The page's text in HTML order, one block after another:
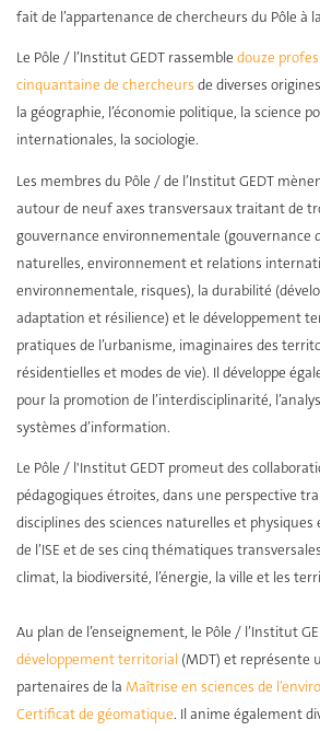
fait de l’appartenance de chercheurs du Pôle à
Le Pôle / l’Institut GEDT rassemble douze
cinquantaine de chercheurs de diverses
la géographie, l’économie politique, la science
internationales, la sociologie.
Les membres du Pôle / de l’Institut GEDT
autour de neuf axes transversaux traitant de
gouvernance environnementale (gouvernance
naturelles, environnement et relations
environnementale, risques), la durabilité
adaptation et résilience) et le développement
pratiques de l’urbanisme, imaginaires des
résidentielles et modes de vie). Il développe
pour la promotion de l’interdisciplinarité,
systèmes d’information.
Le Pôle / l'Institut GEDT promeut des
pédagogiques étroites, dans une perspective
disciplines des sciences naturelles et physiques
de l’ISE et de ses cinq thématiques
climat, la biodiversité, l’énergie, la ville et les
Au plan de l’enseignement, le Pôle / l’Institut
développement territorial (MDT) et représente
partenaires de la Maîtrise en sciences de
Certificat de géomatique. Il anime également